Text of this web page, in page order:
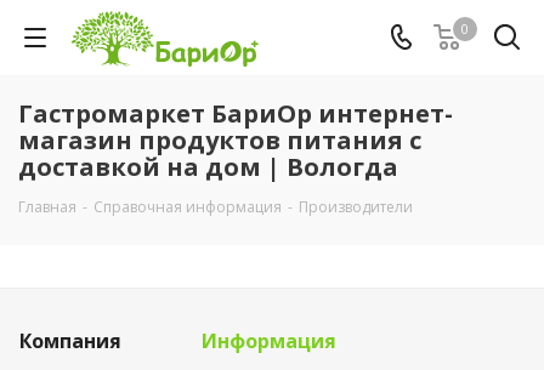
0
Гастромаркет БариОр интернет-
магазин продуктов питания с
доставкой на дом | Вологда
Главная - Справочная информация - Производители
Компания Информация